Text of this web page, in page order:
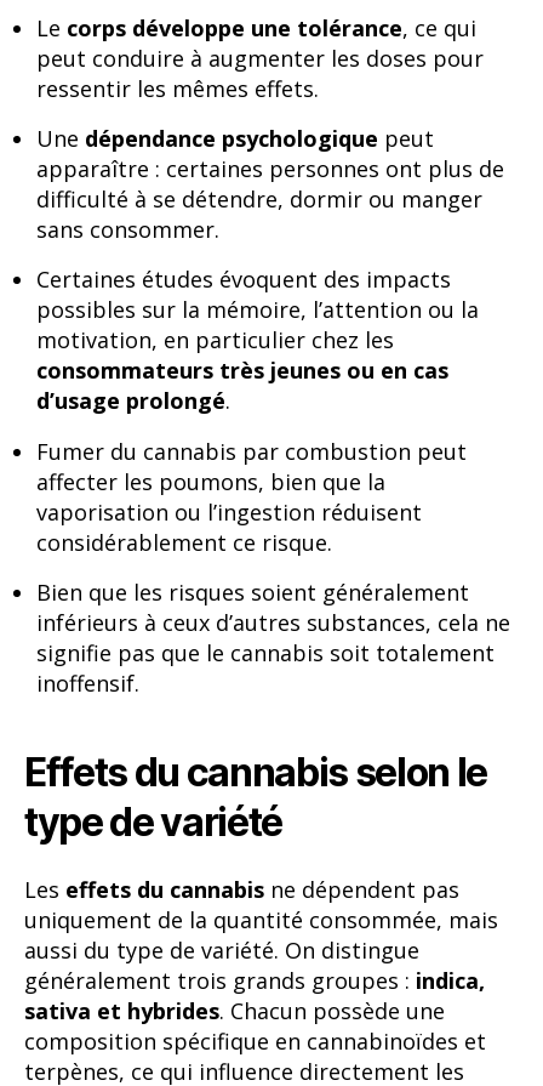
Le corps développe une tolérance, ce qui
peut conduire à augmenter les doses pour
ressentir les mêmes effets.
Une dépendance psychologique peut
apparaître : certaines personnes ont plus de
difficulté à se détendre, dormir ou manger
sans consommer.
Certaines études évoquent des impacts
possibles sur la mémoire, l’attention ou la
motivation, en particulier chez les
consommateurs très jeunes ou en cas
d’usage prolongé.
Fumer du cannabis par combustion peut
affecter les poumons, bien que la
vaporisation ou l’ingestion réduisent
considérablement ce risque.
Bien que les risques soient généralement
inférieurs à ceux d’autres substances, cela ne
signifie pas que le cannabis soit totalement
inoffensif.
Effets du cannabis selon le
type de variété
Les effets du cannabis ne dépendent pas
uniquement de la quantité consommée, mais
aussi du type de variété. On distingue
généralement trois grands groupes : indica,
sativa et hybrides. Chacun possède une
composition spécifique en cannabinoïdes et
terpènes, ce qui influence directement les